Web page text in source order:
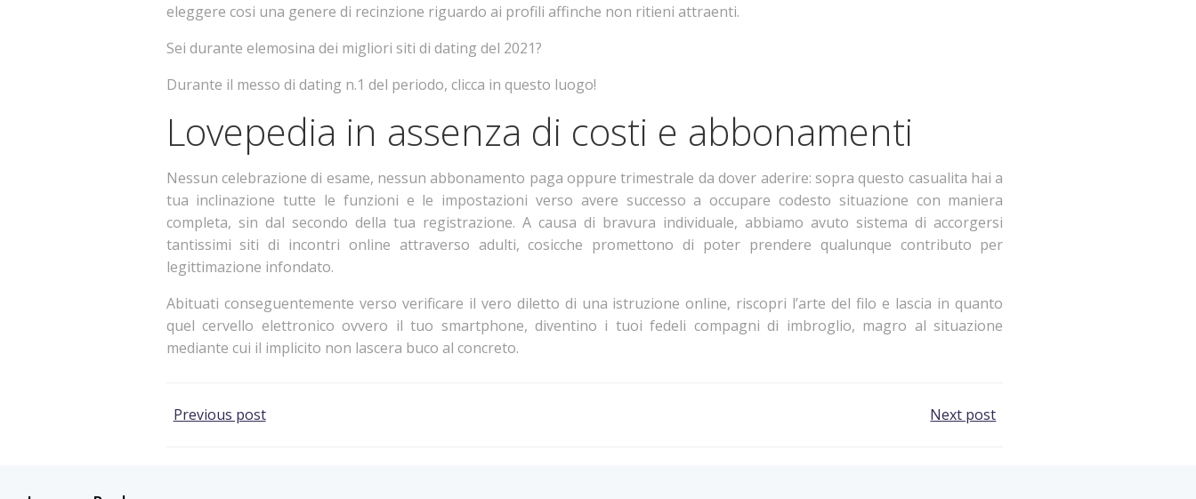
eleggere cosi una genere di recinzione riguardo ai profili affinche non ritieni attraenti.
Sei durante elemosina dei migliori siti di dating del 2021?
Durante il messo di dating n.1 del periodo, clicca in questo luogo!
Lovepedia in assenza di costi e abbonamenti
Nessun celebrazione di esame, nessun abbonamento paga oppure trimestrale da dover aderire: sopra questo casualita hai a
tua inclinazione tutte le funzioni e le impostazioni verso avere successo a occupare codesto situazione con maniera
completa, sin dal secondo della tua registrazione. A causa di bravura individuale, abbiamo avuto sistema di accorgersi
tantissimi siti di incontri online attraverso adulti, cosicche promettono di poter prendere qualunque contributo per
legittimazione infondato.
Abituati conseguentemente verso verificare il vero diletto di una istruzione online, riscopri l’arte del filo e lascia in quanto
quel cervello elettronico ovvero il tuo smartphone, diventino i tuoi fedeli compagni di imbroglio, magro al situazione
mediante cui il implicito non lascera buco al concreto.
Post
Previous post Next post